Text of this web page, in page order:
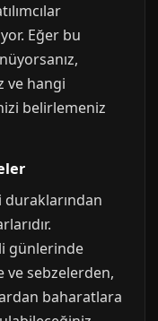
Eğer bu
ve hangi
belirlemeniz
duraklarından
günlerinde
ve sebzelerden,
baharatlara